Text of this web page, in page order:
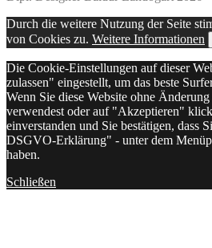
Durch die weitere Nutzung der Seite
von Cookies zu. Weitere Informationen
Die Cookie-Einstellungen auf dieser
zulassen" eingestellt, um das beste
Wenn Sie diese Website ohne
verwendest oder auf "Akzeptieren"
einverstanden und Sie bestätigen, dass
DSGVO-Erklärung" - unter dem
haben.
Schließen